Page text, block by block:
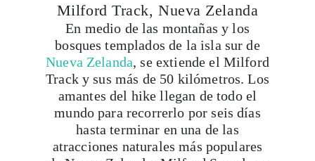
Milford Track, Nueva Zelanda
En medio de las montañas y los
bosques templados de la isla sur de
Nueva Zelanda, se extiende el Milford
Track y sus más de 50 kilómetros. Los
amantes del hike llegan de todo el
mundo para recorrerlo por seis días
hasta terminar en una de las
atracciones naturales más populares
itinerarios, tips de insider y las guías más
Suscribirme